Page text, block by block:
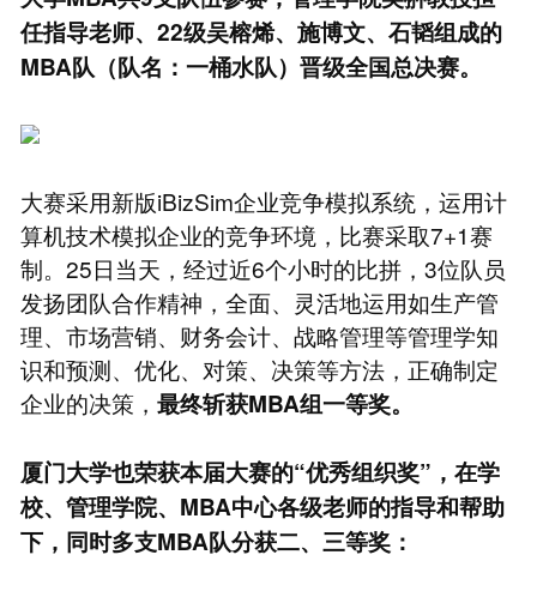
任指导老师、22级吴榕烯、施博文、石韬组成的
MBA队（队名：一桶水队）晋级全国总决赛。
大赛采用新版iBizSim企业竞争模拟系统，运用计
算机技术模拟企业的竞争环境，比赛采取7+1赛
制。25日当天，经过近6个小时的比拼，3位队员
发扬团队合作精神，全面、灵活地运用如生产管
理、市场营销、财务会计、战略管理等管理学知
识和预测、优化、对策、决策等方法，正确制定
企业的决策， 最终斩获MBA组一等奖。
厦门大学也荣获本届大赛的“优秀组织奖”， 在学
校、管理学院、MBA中心各级老师的指导和帮助
下，同时多支MBA队分获二、三等奖：